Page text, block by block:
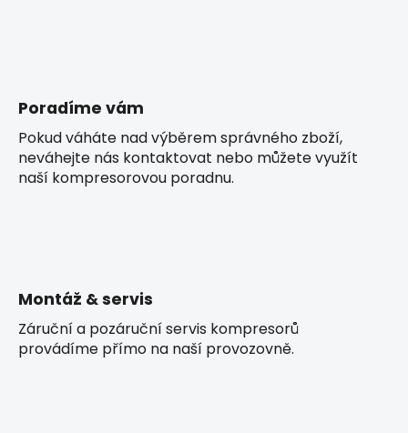
Poradíme vám
Pokud váháte nad výběrem správného zboží,
neváhejte nás kontaktovat nebo můžete využít
naší kompresorovou poradnu.
Montáž & servis
Záruční a pozáruční servis kompresorů
provádíme přímo na naší provozovně.